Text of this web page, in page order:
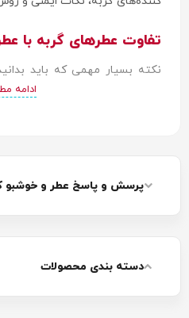
تفاوت عطرهای گربه با
نکته بسیار مهمی که باید
عطرهای انسانی برای گربه
عطرها و خوشبو کننده‌های
شیمیایی مضر از ویژگی‌های این
ادامه
پرسش و پاسخ عطر و خوشبو
دسته بندی محصولات